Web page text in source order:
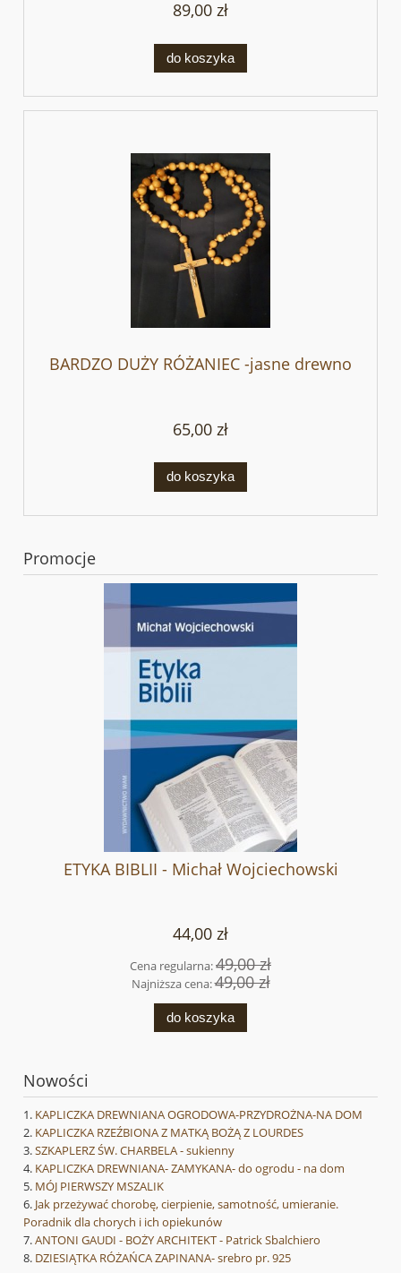
89,00 zł
do koszyka
BARDZO DUŻY RÓŻANIEC -jasne drewno
65,00 zł
do koszyka
Promocje
ETYKA BIBLII - Michał Wojciechowski
44,00 zł
Cena regularna:49,00 zł
Najniższa cena:49,00 zł
do koszyka
Nowości
KAPLICZKA DREWNIANA OGRODOWA-PRZYDROŻNA-NA DOM
KAPLICZKA RZEŹBIONA Z MATKĄ BOŻĄ Z LOURDES
SZKAPLERZ ŚW. CHARBELA - sukienny
KAPLICZKA DREWNIANA- ZAMYKANA- do ogrodu - na dom
MÓJ PIERWSZY MSZALIK
Jak przeżywać chorobę, cierpienie, samotność, umieranie.
Poradnik dla chorych i ich opiekunów
ANTONI GAUDI - BOŻY ARCHITEKT - Patrick Sbalchiero
DZIESIĄTKA RÓŻAŃCA ZAPINANA- srebro pr. 925